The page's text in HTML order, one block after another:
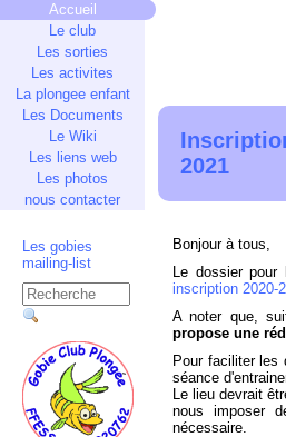
Accueil
Le club
Les sorties
Les activites
La plongee enfant
Les Documents
Le Wiki
Les liens web
Les photos
nous contacter
Les gobies
mailing-list
2021
Bonjour à tous,
Le dossier
inscription 2020-
A noter que,
propose une
Pour faciliter les
séance
Le lieu devrait
nous imposer
nécessaire.